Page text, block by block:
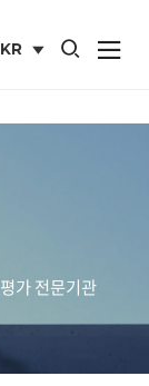
KR
통합검색 열기
사이트맵
가 전문기관